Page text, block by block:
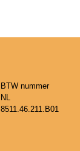
BTW nummer
NL
8511.46.211.B01